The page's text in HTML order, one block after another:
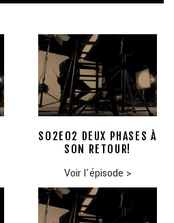
S02E02 DEUX PHASES À
SON RETOUR!
Voir l'épisode >